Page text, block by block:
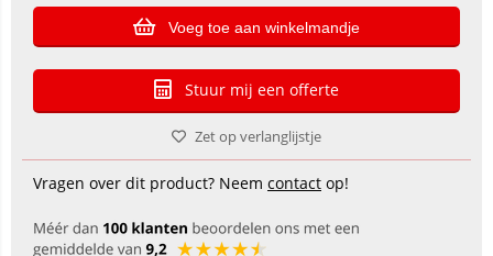
Voeg toe aan winkelmandje
Stuur mij een offerte
Zet op verlanglijstje
Vragen over dit product? Neem contact op!